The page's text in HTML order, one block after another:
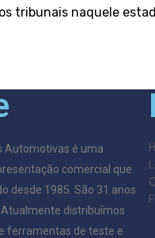
tribunais naquele
Automotivas é uma
comercial que
desde 1985. São 31 anos
Atualmente distribuímos
ferramentas de teste e